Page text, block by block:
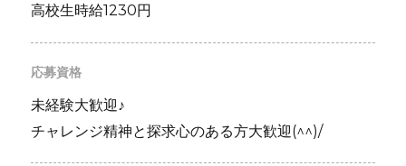
高校生時給1230円
応募資格
未経験大歓迎♪
チャレンジ精神と探求心のある方大歓迎(^^)/